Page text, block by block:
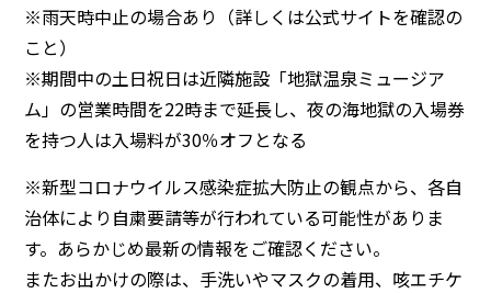
※雨天時中止の場合あり（詳しくは公式サイトを確認の
こと）
※期間中の土日祝日は近隣施設「地獄温泉ミュージア
ム」の営業時間を22時まで延長し、夜の海地獄の入場券
を持つ人は入場料が30％オフとなる
※新型コロナウイルス感染症拡大防止の観点から、各自
治体により自粛要請等が行われている可能性がありま
す。あらかじめ最新の情報をご確認ください。
またお出かけの際は、手洗いやマスクの着用、咳エチケ